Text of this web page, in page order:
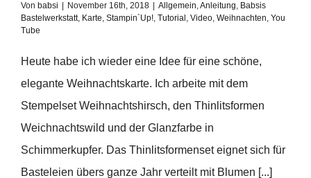
Von babsi November 16th, 2018 Allgemein,Anleitung, Babsis
Bastelwerkstatt, Karte, Stampin´Up!, Tutorial , Video, Weihnachten, You
Tube
Heute habe ich wieder eine Idee für eine schöne,
elegante Weihnachtskarte. Ich arbeite mit dem
Stempelset Weihnachtshirsch, den Thinlitsformen
Weichnachtswild und der Glanzfarbe in
Schimmerkupfer. Das Thinlitsformenset eignet sich für
Basteleien übers ganze Jahr verteilt mit Blumen [...]